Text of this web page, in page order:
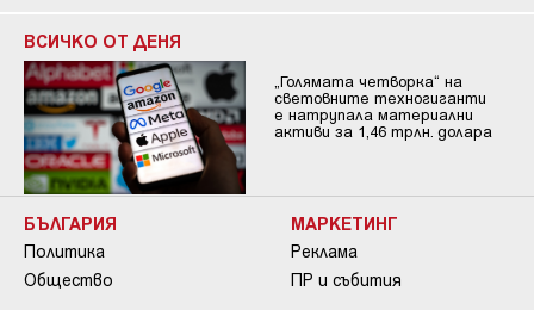
ВСИЧКО ОТ ДЕНЯ
„Голямата четворка“ на
световните техногиганти
е натрупала материални
активи за 1,46 трлн. долара
БЪЛГАРИЯ
Политика
Общество
МАРКЕТИНГ
Реклама
ПР и събития